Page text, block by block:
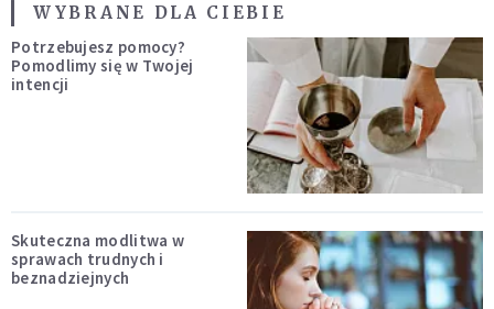
WYBRANE DLA CIEBIE
Potrzebujesz pomocy?
Pomodlimy się w Twojej
intencji
Skuteczna modlitwa w
sprawach trudnych i
beznadziejnych